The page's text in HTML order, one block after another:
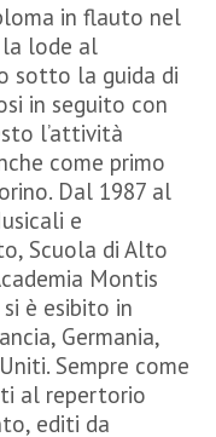
in flauto nel
la lode al
sotto la guida di
in seguito con
l’attività
come primo
Dal 1987 al
e
Scuola di Alto
Montis
è esibito in
Germania,
Sempre come
al repertorio
editi da